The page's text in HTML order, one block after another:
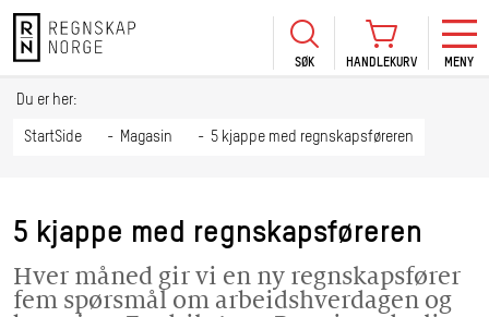
SØK HANDLEKURV MENY
2026
Du er her:
StartSide Magasin 5 kjappe med regnskapsføreren
5 kjappe med regnskapsføreren
Hver måned gir vi en ny regnskapsfører
fem spørsmål om arbeidshverdagen og